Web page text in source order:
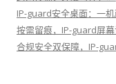
IP-guard安全桌面：一
按需留痕，IP-guard屏
合规安全双保障，IP-